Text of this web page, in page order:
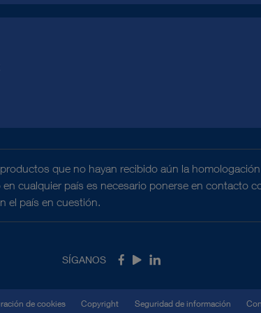
que no hayan recibido aún la
cualquier país es necesario ponerse en contacto
el país en cuestión.
SÍGANOS Facebook
YoutubeLinkedIn
de cookies Copyright Seguridad de información